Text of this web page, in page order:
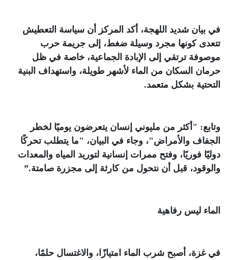
في بيان شديد اللهجة، أكد المركز أن سياسة التعطيش
تتعدى كونها مجرد وسيلة ضغط، إلى جريمة حرب
موصوفة ترتقي إلى الإبادة الجماعية، خاصة في ظل
حرمان السكان من الماء لأشهر طويلة، واستهداف البنية
التحتية بشكل متعمد.
وتابع: "أكثر من مليوني إنسان يتعرضون يوميًا لخطر
الجفاف والأمراض"، وجاء في البيان، "ما يتطلب تحركًا
دوليًا فوريًا، وفتح ممرات إنسانية لتوريد المياه والمعدات
والوقود، قبل أن نتحول من كارثة إلى مجزرة صامتة”.
الماء ليس رفاهية
في غزة، أصبح شرب الماء امتيازًا، والاغتسال حلمًا،